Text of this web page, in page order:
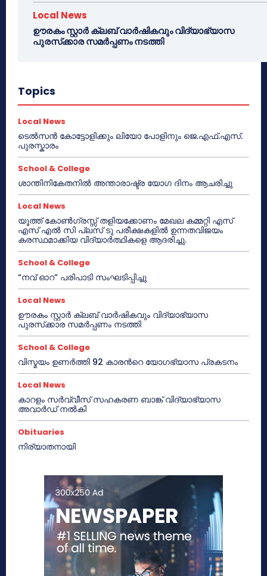
Local News
ഊരകം സ്റ്റാർ ക്ലബ് വാർഷികവും വിദ്യാഭ്യാസ
പുരസ്‌ക്കാര സമർപ്പണം നടത്തി
Topics
Local News
ടെൽസൻ കോട്ടോളിക്കും ലിയോ പോളിനും ജെ.എഫ്.എസ്.
പുരസ്കാരം
School & College
ശാന്തിനികേതനിൽ അന്താരാഷ്ട്ര യോഗ ദിനം ആചരിച്ചു
Local News
യൂത്ത് കോൺഗ്രസ്സ് തളിയക്കോണം മേഖല കമ്മറ്റി എസ്
എസ് എൽ സി പ്ലസ് ടു പരീക്ഷകളിൽ ഉന്നതവിജയം
കരസ്ഥമാക്കിയ വിദ്യാർത്ഥികളെ ആദരിച്ചു.
School & College
“നവ് ഓറ” പരിപാടി സംഘടിപ്പിച്ചു
Local News
ഊരകം സ്റ്റാർ ക്ലബ് വാർഷികവും വിദ്യാഭ്യാസ
പുരസ്‌ക്കാര സമർപ്പണം നടത്തി
School & College
വിസ്മയം ഉണർത്തി 92 കാരൻറെ യോഗഭ്യാസ പ്രകടനം
Local News
കാറളം സർവ്വീസ് സഹകരണ ബാങ്ക് വിദ്യാഭ്യാസ
അവാർഡ് നൽകി
Obituaries
നിര്യാതനായി